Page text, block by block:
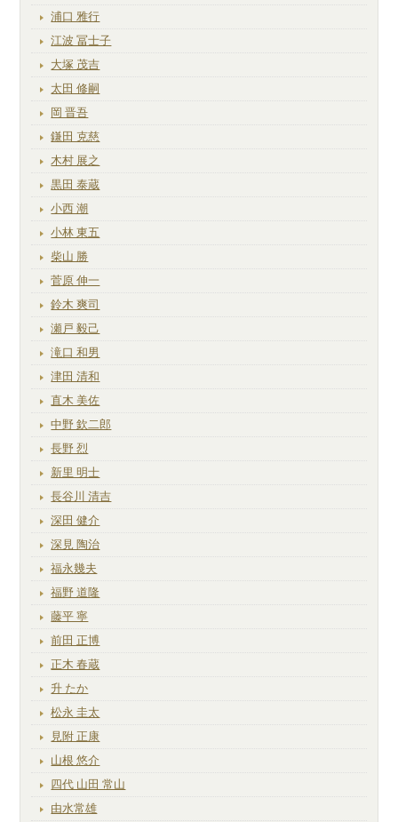
浦口 雅行
江波 冨士子
大塚 茂吉
太田 修嗣
岡 晋吾
鎌田 克慈
木村 展之
黒田 泰蔵
小西 潮
小林 東五
柴山 勝
菅原 伸一
鈴木 爽司
瀬戸 毅己
滝口 和男
津田 清和
直木 美佐
中野 欽二郎
長野 烈
新里 明士
長谷川 清吉
深田 健介
深見 陶治
福永幾夫
福野 道隆
藤平 寧
前田 正博
正木 春蔵
升 たか
松永 圭太
見附 正康
山根 悠介
四代 山田 常山
由水常雄